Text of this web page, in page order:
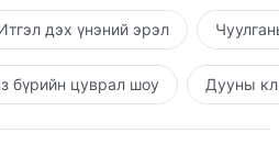
дэх үнэний эрэл
бүрийн цуврал шоу Дууны